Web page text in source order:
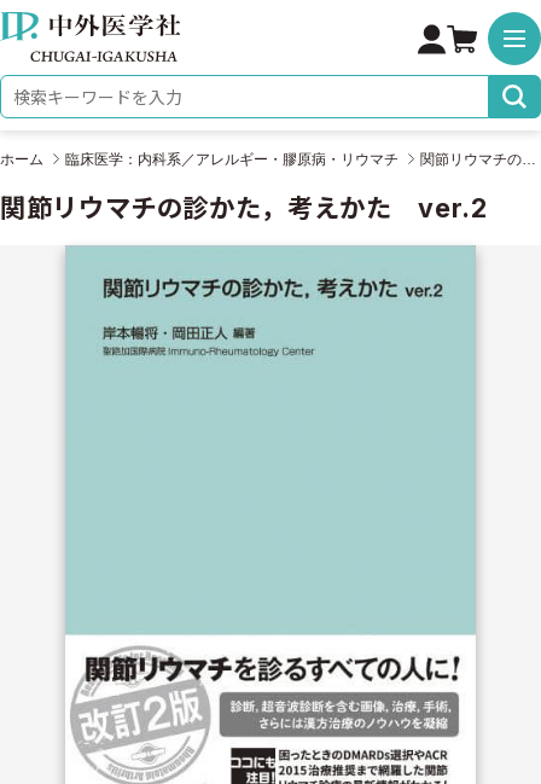
株式会社 中外医学社
検索キーワード
ホーム 臨床医学：内科系／アレルギー・膠原病・リウマチ 関節リウマチの診かた，考えかた ver.2
関節リウマチの診かた，考えかた ver.2